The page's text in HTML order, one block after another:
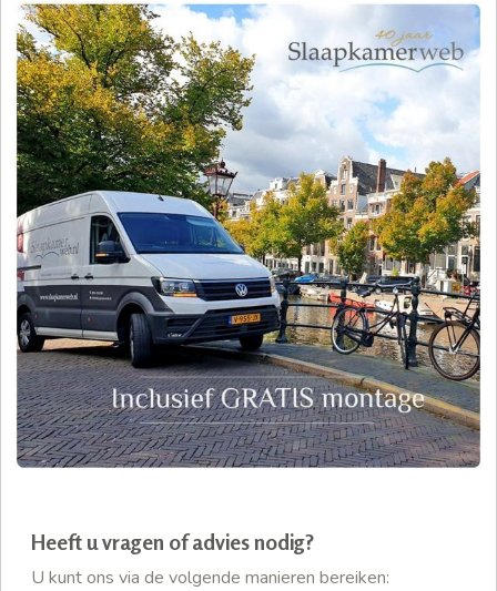
Heeft u vragen of advies nodig?
U kunt ons via de volgende manieren bereiken: